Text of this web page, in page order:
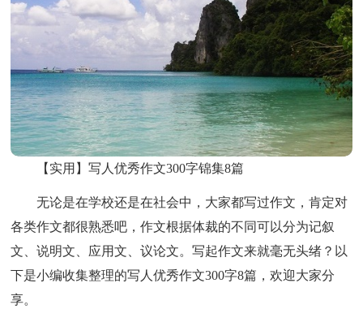
【实用】写人优秀作文300字锦集8篇
无论是在学校还是在社会中，大家都写过作文，肯定对
各类作文都很熟悉吧，作文根据体裁的不同可以分为记叙
文、说明文、应用文、议论文。写起作文来就毫无头绪？以
下是小编收集整理的写人优秀作文300字8篇，欢迎大家分
享。